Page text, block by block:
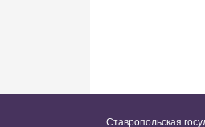
Ставропольская